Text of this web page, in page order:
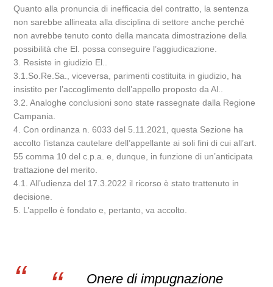
Quanto alla pronuncia di inefficacia del contratto, la sentenza
non sarebbe allineata alla disciplina di settore anche perché
non avrebbe tenuto conto della mancata dimostrazione della
possibilità che El. possa conseguire l’aggiudicazione.
3. Resiste in giudizio El..
3.1.So.Re.Sa., viceversa, parimenti costituita in giudizio, ha
insistito per l’accoglimento dell’appello proposto da Al..
3.2. Analoghe conclusioni sono state rassegnate dalla Regione
Campania.
4. Con ordinanza n. 6033 del 5.11.2021, questa Sezione ha
accolto l’istanza cautelare dell’appellante ai soli fini di cui all’art.
55 comma 10 del c.p.a. e, dunque, in funzione di un’anticipata
trattazione del merito.
4.1. All’udienza del 17.3.2022 il ricorso è stato trattenuto in
decisione.
5. L’appello è fondato e, pertanto, va accolto.
Onere di impugnazione